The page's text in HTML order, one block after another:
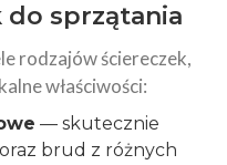
do sprzątania
rodzajów ściereczek,
właściwości:
— skutecznie
brud z różnych